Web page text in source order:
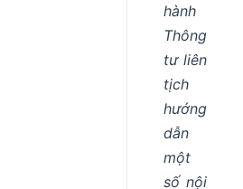
hành
Thông
tư liên
tịch
hướng
dẫn
một
số nội